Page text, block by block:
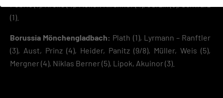
(1).
Borussia Mönchengladbach: Plath (1), Lyrmann – Ranftler
(3), Aust, Prinz (4), Heider, Panitz (9/8), Müller, Weis (5),
Mergner (4), Niklas Berner (5), Lipok, Akuinor (3).
Datenschutzeinstellungen
Insbesondere verwenden wir den Dienst „GoogleAnalytics“ der Google
(z. B. IP-Adressen). Informationen zu den Funktionen und Anbietern
verwendeten Cookies findest du unten unter „Cookie-Details“. Weitere
Informationen über die Verwendung deiner Daten findest du in
unserer
Datenschutzerklärung